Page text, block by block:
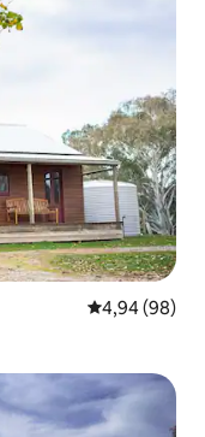
Średnia
4,94 (98)